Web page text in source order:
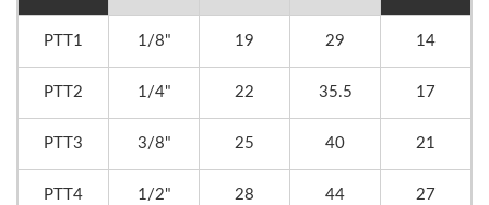
PTT1 1/8" 19 29 14
PTT2 1/4" 22 35.5 17
PTT3 3/8" 25 40 21
PTT4 1/2" 28 44 27